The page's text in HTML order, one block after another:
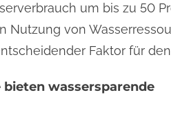
um bis zu 50
Nutzung von
Faktor für
wassersparende